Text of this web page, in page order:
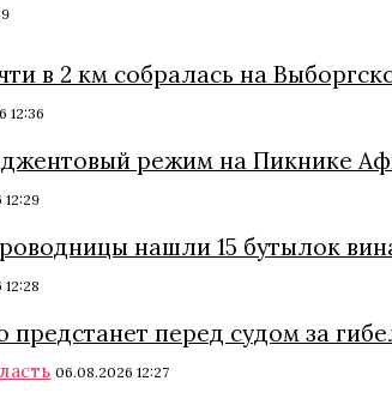
в 2 км собралась на
12:36
режим на Пикнике
нашли 15 бутылок
предстанет перед судом за
06.08.2026 12:27